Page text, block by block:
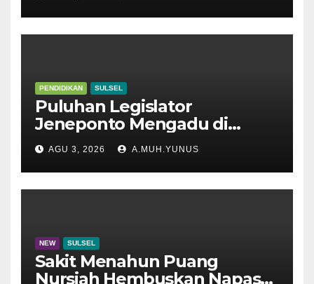
PENDIDIKAN SULSEL
Puluhan Legislator
Jeneponto Mengadu di
Disdik Sulsel
AGU 3, 2026 A.MUH.YUNUS
NEW SULSEL
Sakit Menahun Puang
Nursiah Hembuskan Napas